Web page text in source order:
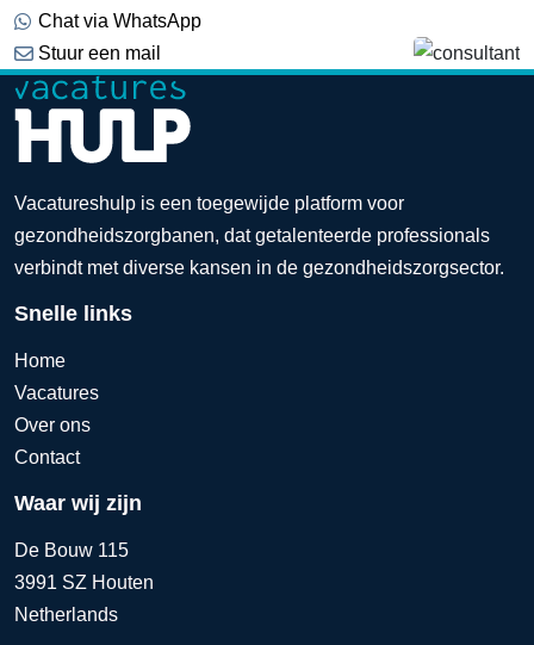
Chat via WhatsApp
Stuur een mail
Vacatureshulp is een toegewijde platform voor
gezondheidszorgbanen, dat getalenteerde professionals
verbindt met diverse kansen in de gezondheidszorgsector.
Snelle links
Home
Vacatures
Over ons
Contact
Waar wij zijn
De Bouw 115
3991 SZ Houten
Netherlands